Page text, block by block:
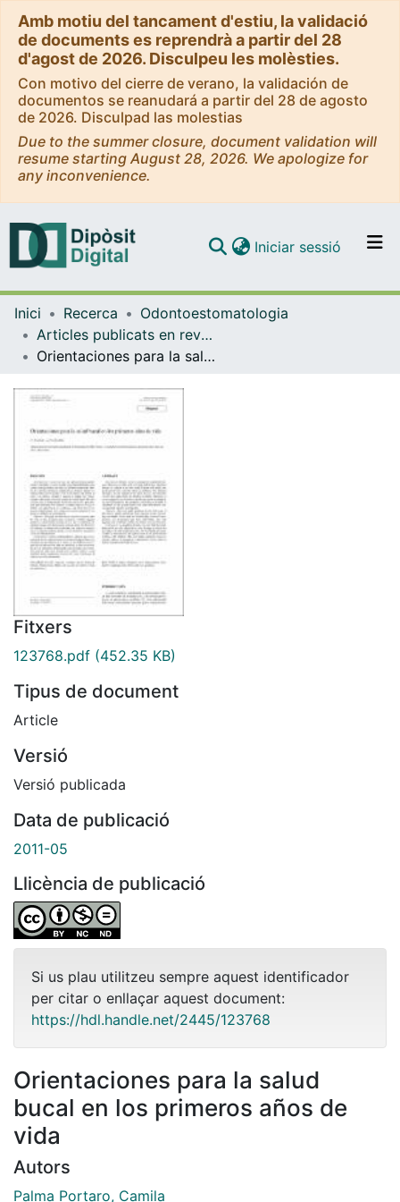
Amb motiu del tancament d'estiu, la validació
de documents es reprendrà a partir del 28
d'agost de 2026. Disculpeu les molèsties.
Con motivo del cierre de verano, la validación de
documentos se reanudará a partir del 28 de agosto
de 2026. Disculpad las molestias
Due to the summer closure, document validation will
resume starting August 28, 2026. We apologize for
any inconvenience.
Navega per tot el DD
Com publicar
Iniciar sessió (current)
Inici Recerca
Odontoestomatologia
Articles publicats en revistes (Odontoestomatologia)
Orientaciones para la salud bucal en los primeros años de vida
Fitxers
123768.pdf (452.35 KB)
Tipus de document
Article
Versió
Versió publicada
Data de publicació
2011-05
Llicència de publicació
Si us plau utilitzeu sempre aquest identificador
per citar o enllaçar aquest document:
https://hdl.handle.net/2445/123768
Orientaciones para la salud
bucal en los primeros años de
vida
Autors
Palma Portaro, Camila